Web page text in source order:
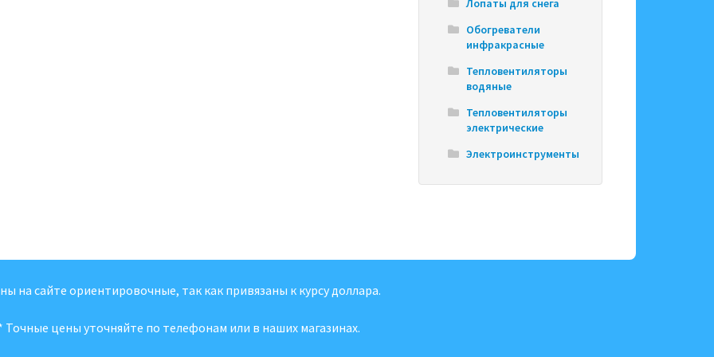
Лопаты для снега
Обогреватели
инфракрасные
Тепловентиляторы
водяные
Тепловентиляторы
электрические
Электроинструменты
на сайте ориентировочные, так как привязаны к курсу доллара.
Точные цены уточняйте по телефонам или в наших магазинах.